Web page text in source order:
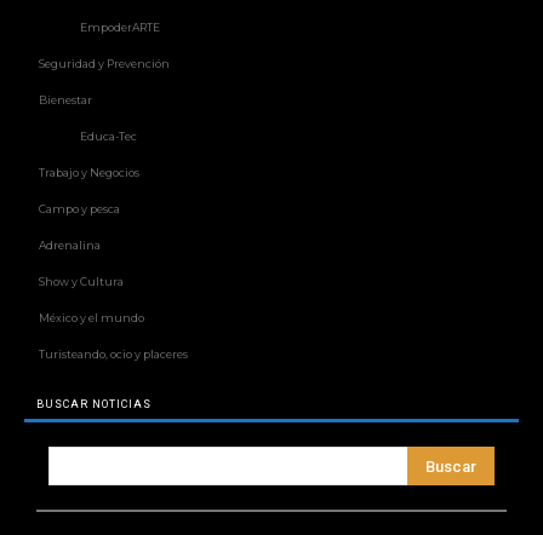
EmpoderARTE
Seguridad y Prevención
Bienestar
Educa-Tec
Trabajo y Negocios
Campo y pesca
Adrenalina
Show y Cultura
México y el mundo
Turisteando, ocio y placeres
BUSCAR NOTICIAS
Buscar